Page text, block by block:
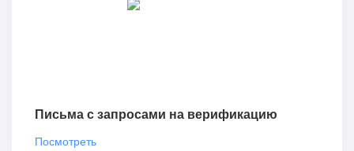
Письма с запросами на верификацию
Посмотреть